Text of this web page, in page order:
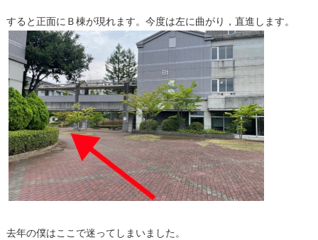
すると正面にＢ棟が現れます。今度は左に曲がり，直進します。
去年の僕はここで迷ってしまいました。